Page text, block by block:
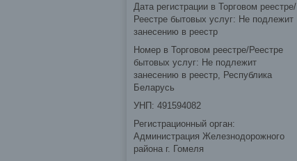
Дата регистрации в Торговом реестре/
Реестре бытовых услуг: Не подлежит
занесению в реестр
Номер в Торговом реестре/Реестре
бытовых услуг: Не подлежит
занесению в реестр, Республика
Беларусь
УНП: 491594082
Регистрационный орган:
Администрация Железнодорожного
района г. Гомеля